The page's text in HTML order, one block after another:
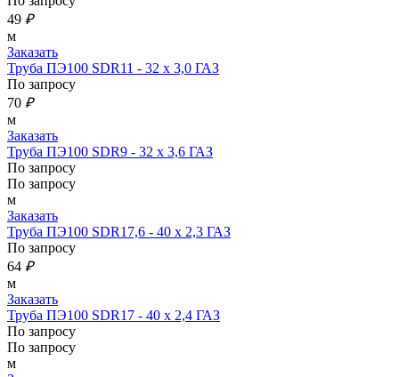
49 ₽
м
Заказать
Труба ПЭ100 SDR11 - 32 х 3,0 ГАЗ
По запросу
70 ₽
м
Заказать
Труба ПЭ100 SDR9 - 32 х 3,6 ГАЗ
По запросу
По запросу
м
Заказать
Труба ПЭ100 SDR17,6 - 40 х 2,3 ГАЗ
По запросу
64 ₽
м
Заказать
Труба ПЭ100 SDR17 - 40 х 2,4 ГАЗ
По запросу
По запросу
м